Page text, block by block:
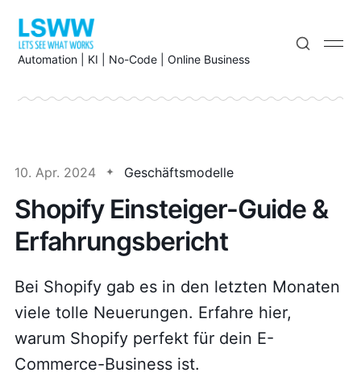
Automation | KI | No-Code | Online Business
10. Apr. 2024 Geschäftsmodelle
Shopify Einsteiger-Guide &
Erfahrungsbericht
Bei Shopify gab es in den letzten Monaten
viele tolle Neuerungen. Erfahre hier,
warum Shopify perfekt für dein E-
Commerce-Business ist.